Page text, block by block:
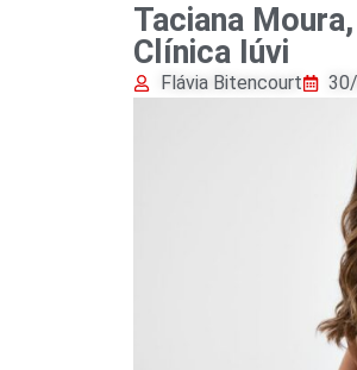
Taciana
Clínica Iúvi
Flávia Bitencourt